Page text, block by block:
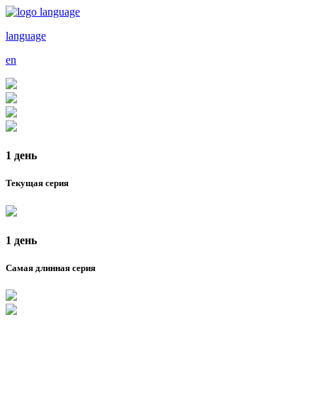
language
en
1 день
Текущая серия
1 день
Самая длинная серия